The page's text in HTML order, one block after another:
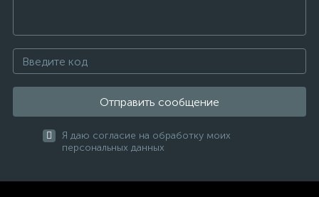
Отправить сообщение
Я даю согласие на обработку моих
персональных данных